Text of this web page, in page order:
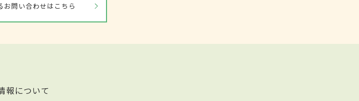
お問い合わせはこちら
報について